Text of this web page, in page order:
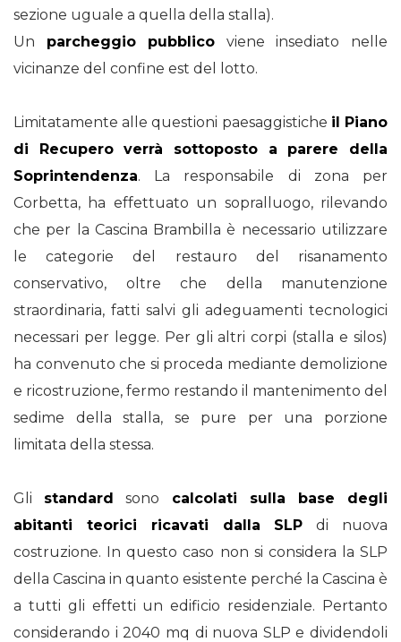
sezione uguale a quella della stalla).
Un parcheggio pubblico viene insediato nelle
vicinanze del confine est del lotto.
Limitatamente alle questioni paesaggistiche il Piano
di Recupero verrà sottoposto a parere della
Soprintendenza. La responsabile di zona per
Corbetta, ha effettuato un sopralluogo, rilevando
che per la Cascina Brambilla è necessario utilizzare
le categorie del restauro del risanamento
conservativo, oltre che della manutenzione
straordinaria, fatti salvi gli adeguamenti tecnologici
necessari per legge. Per gli altri corpi (stalla e silos)
ha convenuto che si proceda mediante demolizione
e ricostruzione, fermo restando il mantenimento del
sedime della stalla, se pure per una porzione
limitata della stessa.
Gli standard sono calcolati sulla base degli
abitanti teorici ricavati dalla SLP di nuova
costruzione. In questo caso non si considera la SLP
della Cascina in quanto esistente perché la Cascina è
a tutti gli effetti un edificio residenziale. Pertanto
considerando i 2040 mq di nuova SLP e dividendoli